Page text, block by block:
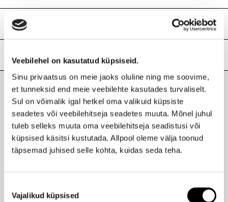
Veebilehel on kasutatud küpsiseid.
Sinu privaatsus on meie jaoks oluline ning me soovime,
et tunneksid end meie veebilehte kasutades turvaliselt.
Sul on võimalik igal hetkel oma valikuid küpsiste
seadetes või veebilehitseja seadetes muuta. Mõnel juhul
tuleb selleks muuta oma veebilehitseja seadistusi või
küpsised käsitsi kustutada. Allpool oleme välja toonud
täpsemad juhised selle kohta, kuidas seda teha.
valik
Vajalikud küpsised
Koostis
Ethylhexylglycerin, Caprylyl Glycol, Tin Oxide. May Contain
(+/-): Iron Oxides (Ci 77491), Iron Oxides (Ci 77492), Iron
Oxides (Ci 77499), Carmine (Ci 75470), Ultramarines (Ci
77007), Red 7 Lake (Ci 15850), Red 28 Lake (Ci 45410),
Yellow 5 Lake (Ci 19140)
Kaubamärk
SHISEIDO
Laokood
H0175648
Ribakood
0730852148833
Viimati vaadatud tooted